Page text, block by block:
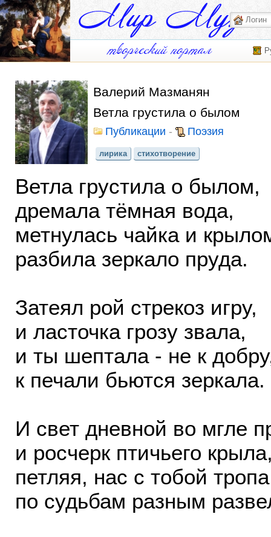
Валерий Мазманян
Ветла грустила о былом
Публикации - Поэзия
лирика стихотворение
Ветла грустила о былом,
дремала тёмная вода,
метнулась чайка и
разбила зеркало пруда.
Затеял рой стрекоз игру,
и ласточка грозу звала,
и ты шептала - не к
к печали бьются зеркала.
И свет дневной во мгле
и росчерк птичьего
петляя, нас с тобой тропа
по судьбам разным